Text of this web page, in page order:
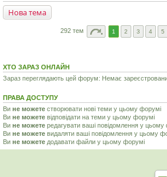
Нова тема
292 тем 1 2 3 4 5
ХТО ЗАРАЗ ОНЛАЙН
Зараз переглядають цей форум: Немає
ПРАВА ДОСТУПУ
Ви не можете створювати нові теми у цьому форумі
Ви не можете відповідати на теми у цьому форумі
Ви не можете редагувати ваші повідомлення у цьому
Ви не можете видаляти ваші повідомлення у цьому
Ви не можете додавати файли у цьому форумі